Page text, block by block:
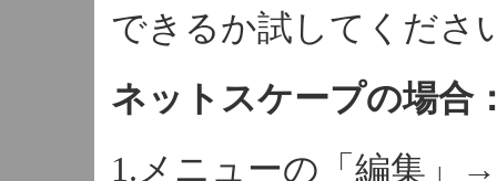
できるか試してくださ
ネットスケープの場合
1.メニューの「編集」